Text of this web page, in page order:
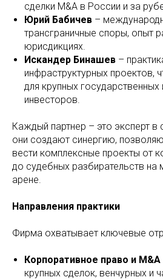
сделки M&A в России и за
Юрий Бабичев –
трансграничные споры, опыт
юрисдикциях.
Искандер Бинашев –
инфраструктурных проектов,
для крупных государственных
инвесторов.
Каждый партнер – это эксперт в
они создают синергию,
вести комплексные проекты от
до судебных разбирательств на
арене.
Направления практики
Фирма охватывает ключевые
Корпоративное право и M&A
крупных сделок, венчурных и